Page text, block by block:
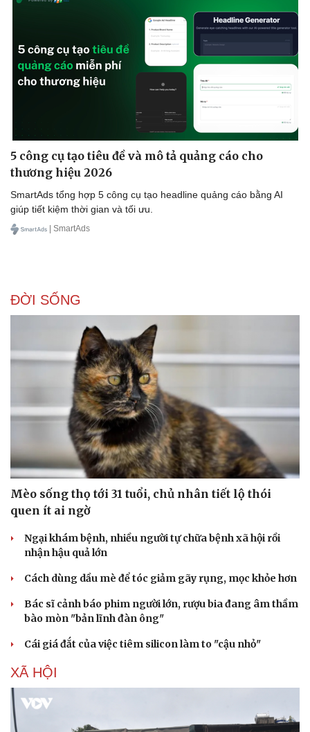
Dinh dưỡng - món ngon
Cây thuốc
Sản phụ khoa
Ăn sạch sống khỏe
Đời sống
Nhà đẹp
Blog
Tình yêu - Gia đình
5 công cụ tạo tiêu đề và mô tả quảng cáo cho
thương hiệu 2026
SmartAds tổng hợp 5 công cụ tạo headline quảng cáo bằng AI
giúp tiết kiệm thời gian và tối ưu.
| SmartAds
ĐỜI SỐNG
Mèo sống thọ tới 31 tuổi, chủ nhân tiết lộ thói
quen ít ai ngờ
Ngại khám bệnh, nhiều người tự chữa bệnh xã hội rồi
nhận hậu quả lớn
Cách dùng dầu mè để tóc giảm gãy rụng, mọc khỏe hơn
Bác sĩ cảnh báo phim người lớn, rượu bia đang âm thầm
bào mòn "bản lĩnh đàn ông"
Cái giá đắt của việc tiêm silicon làm to "cậu nhỏ"
XÃ HỘI